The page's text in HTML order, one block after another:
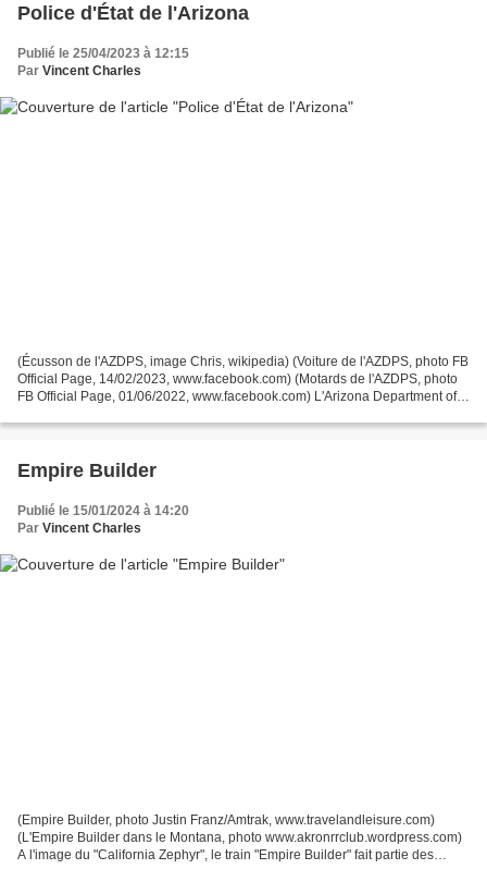
Police d'État de l'Arizona
Publié le 25/04/2023 à 12:15
Par Vincent Charles
(Écusson de l'AZDPS, image Chris, wikipedia) (Voiture de l'AZDPS, photo FB
Official Page, 14/02/2023, www.facebook.com) (Motards de l'AZDPS, photo
FB Official Page, 01/06/2022, www.facebook.com) L'Arizona Department of
Empire Builder
Publié le 15/01/2024 à 14:20
Par Vincent Charles
(Empire Builder, photo Justin Franz/Amtrak, www.travelandleisure.com)
(L'Empire Builder dans le Montana, photo www.akronrrclub.wordpress.com)
A l'image du "California Zephyr", le train "Empire Builder" fait partie des